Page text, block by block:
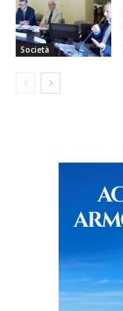
Società